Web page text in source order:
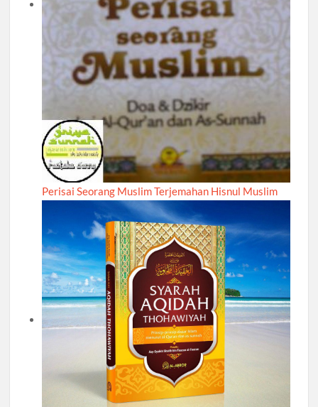
Perisai Seorang Muslim Terjemahan Hisnul Muslim